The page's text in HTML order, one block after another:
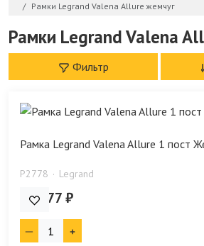
Рамки Legrand Valena Allure жемчуг
Рамки Legrand Valena
Фильтр
Рамка Legrand Valena Allure 1 пост
P2778 Legrand
616.77 ₽